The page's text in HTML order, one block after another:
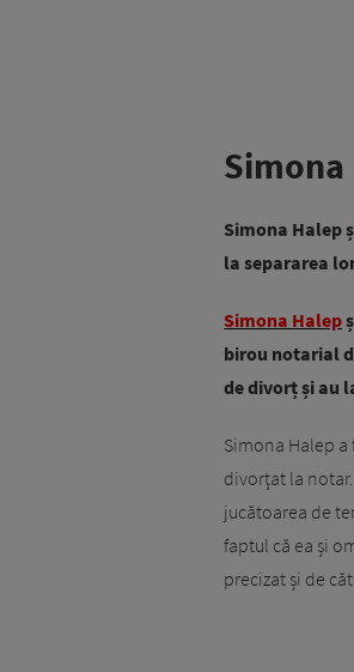
Simona Halep
la separarea
Simona Halep
birou notarial
de divorț și au
Simona Halep
divorțat la
jucătoarea de
faptul că ea și
precizat și de